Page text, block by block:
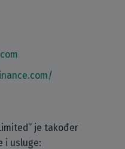
je također
i usluge: